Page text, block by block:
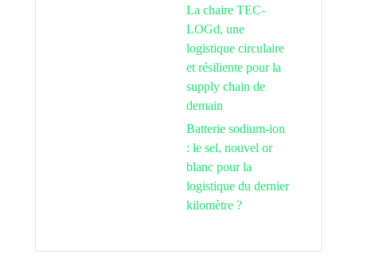
La chaire TEC-
LOGd, une
logistique circulaire
et résiliente pour la
supply chain de
demain
Batterie sodium-ion
: le sel, nouvel or
blanc pour la
logistique du dernier
kilomètre ?